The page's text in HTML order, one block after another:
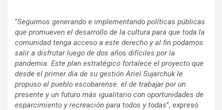
“Seguimos generando e implementando políticas públicas
que promueven el desarrollo de la cultura para que toda la
comunidad tenga acceso a este derecho y al fin podamos
salir a disfrutar luego de dos años difíciles por la
pandemia. Este plan estratégico fortalece el proyecto que
desde el primer día de su gestión Ariel Sujarchuk le
propuso al pueblo escobarense: el de trabajar por un
presente y un futuro más igualitario con oportunidades de
esparcimiento y recreación para todos y todas”, expresó